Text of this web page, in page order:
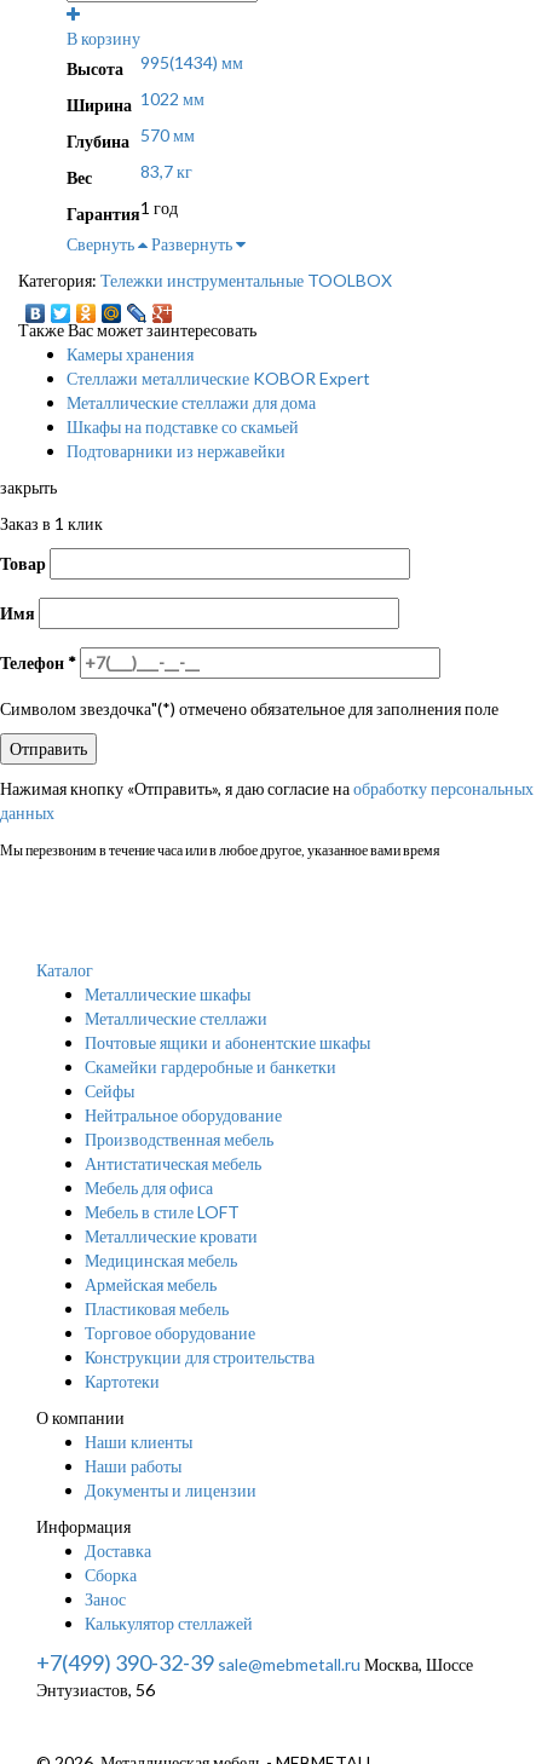
В корзину
Высота
995(1434) мм
Ширина 1022 мм
Глубина 570 мм
Вес 83,7 кг
Гарантия1 год
Свернуть
Развернуть
Категория: Тележки инструментальные TOOLBOX
Также Вас может заинтересовать
Камеры хранения
Стеллажи металлические KOBOR Expert
Металлические стеллажи для дома
Шкафы на подставке со скамьей
Подтоварники из нержавейки
закрыть
Заказ в 1 клик
Товар
Имя
Телефон *
Символом звездочка"(*) отмечено обязательное для заполнения поле
Нажимая кнопку «Отправить», я даю согласие наобработку персональных
данных
Мы перезвоним в течение часа или в любое другое, указанное вами время
Каталог
Металлические шкафы
Металлические стеллажи
Почтовые ящики и абонентские шкафы
Скамейки гардеробные и банкетки
Сейфы
Нейтральное оборудование
Производственная мебель
Антистатическая мебель
Мебель для офиса
Мебель в стиле LOFT
Металлические кровати
Медицинская мебель
Армейская мебель
Пластиковая мебель
Торговое оборудование
Конструкции для строительства
Картотеки
О компании
Наши клиенты
Наши работы
Документы и лицензии
Информация
Доставка
Сборка
Занос
Калькулятор стеллажей
+7(499) 390-32-39 sale@mebmetall.ru Москва, Шоссе
Энтузиастов, 56